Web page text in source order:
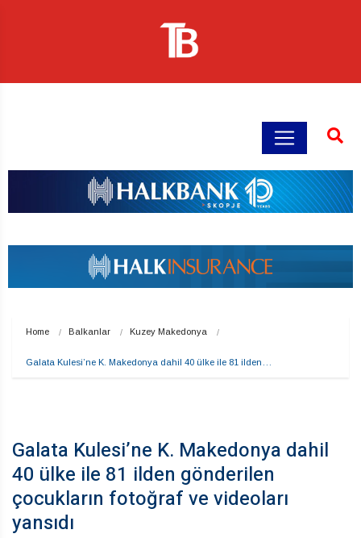
Home Balkanlar Kuzey Makedonya
Galata Kulesi’ne K. Makedonya dahil 40 ülke ile 81 ilden…
Galata Kulesi’ne K. Makedonya dahil
40 ülke ile 81 ilden gönderilen
çocukların fotoğraf ve videoları
yansıdı